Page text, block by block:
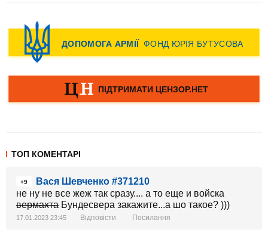
ТОП КОМЕНТАРІ
+9
Вася Шевченко #371210
не ну не все жеж так сразу.... а то еще и войска
вермахта Бундесвера закажите...а шо такое? )))
17.01.2023 23:45 Відповісти Посилання